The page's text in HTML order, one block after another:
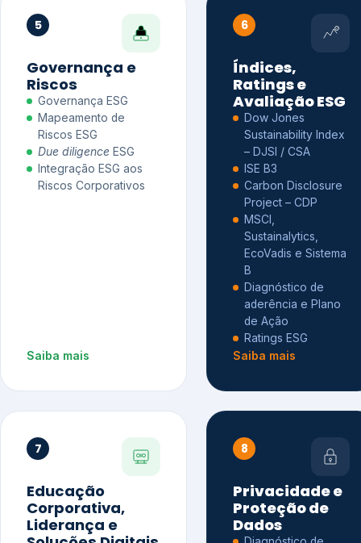
5
Governança e
Riscos
Governança ESG
Mapeamento de
Riscos ESG
Due diligence ESG
Integração ESG aos
Riscos Corporativos
Saiba mais
6
Índices,
Ratings e
Avaliação ESG
Dow Jones
Sustainability Index
– DJSI / CSA
ISE B3
Carbon Disclosure
Project – CDP
MSCI,
Sustainalytics,
EcoVadis e Sistema
B
Diagnóstico de
aderência e Plano
de Ação
Ratings ESG
Saiba mais
7
Educação
Corporativa,
Liderança e
8
Privacidade e
Proteção de
Dados